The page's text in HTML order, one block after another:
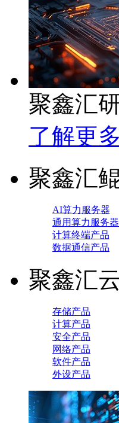
聚鑫汇
了解更多
聚鑫汇
AI算力服务器
通用算力服务器
计算终端产品
数据通信产品
聚鑫汇
存储产品
计算产品
安全产品
网络产品
软件产品
外设产品